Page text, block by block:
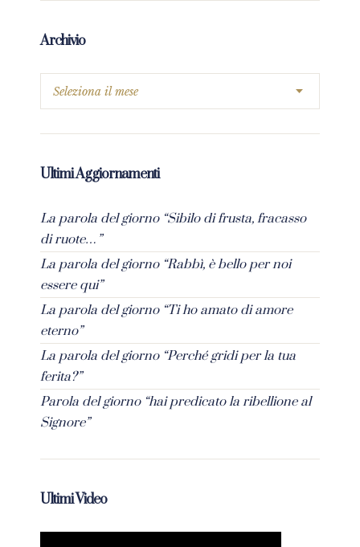
Archivio
Ultimi Aggiornamenti
La parola del giorno “Sibilo di frusta, fracasso
di ruote…”
La parola del giorno “Rabbì, è bello per noi
essere qui”
La parola del giorno “Ti ho amato di amore
eterno”
La parola del giorno “Perché gridi per la tua
ferita?”
Parola del giorno “hai predicato la ribellione al
Signore”
Ultimi Video